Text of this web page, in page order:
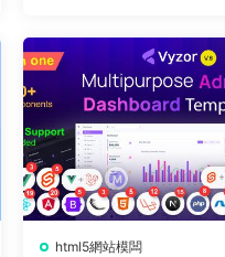
html5網站模闆